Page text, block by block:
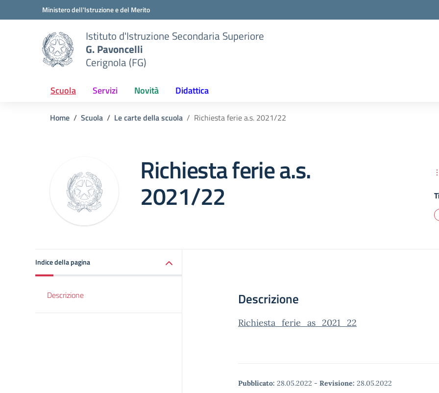
Vai ai contenuti
Vai al menu di navigazioneMinistero dell'Istruzione e del Merito
Istituto d'Istruzione Secondaria Superiore
G. Pavoncelli
Cerignola (FG)
Scuola Servizi Novità Didattica
Home Scuola Le carte della scuola Richiesta ferie a.s. 2021/22
Richiesta ferie a.s.
2021/22
Indice della pagina
Descrizione Descrizione
Richiesta_ferie_as_2021_22
Pubblicato: 28.05.2022 - Revisione: 28.05.2022